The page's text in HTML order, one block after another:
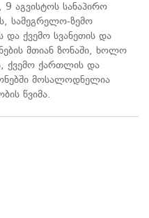
9 აგვისტოს სანაპირო
სამეგრელო-ზემო
და ქვემო სვანეთის და
მთიან ზონაში, ხოლო
ქვემო ქართლის და
მოსალოდნელია
წვიმა.